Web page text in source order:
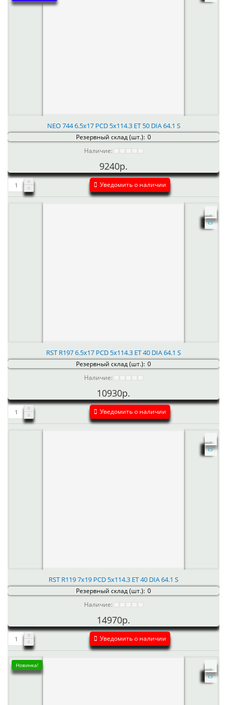
NEO 744 6.5x17 PCD 5x114.3 ET 50 DIA 64.1 S
Резервный склад (шт.): 0
Наличие:
9240р.
Уведомить о наличии
RST R197 6.5x17 PCD 5x114.3 ET 40 DIA 64.1 S
Резервный склад (шт.): 0
Наличие:
10930р.
Уведомить о наличии
RST R119 7x19 PCD 5x114.3 ET 40 DIA 64.1 S
Резервный склад (шт.): 0
Наличие:
14970р.
Уведомить о наличии
Новинка!